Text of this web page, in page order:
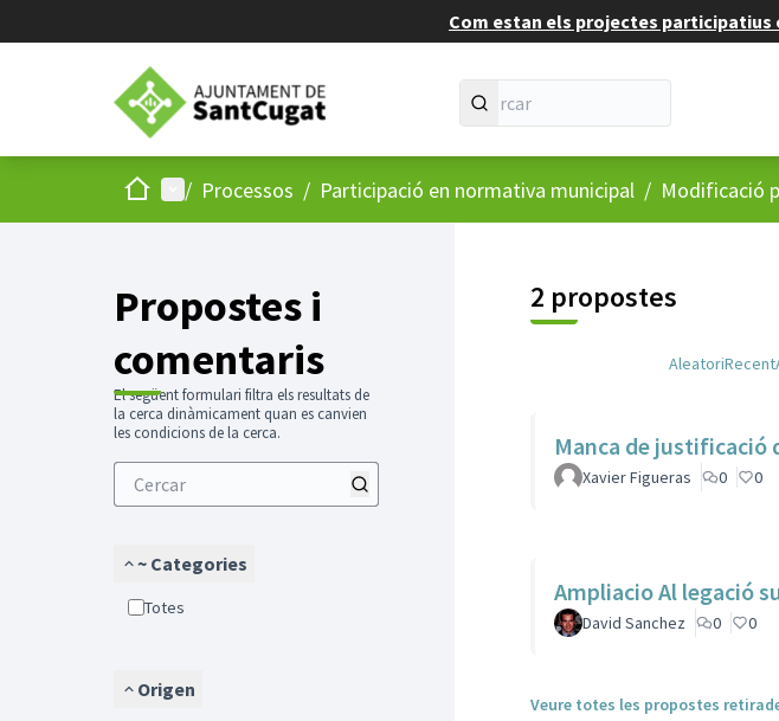
Com estan els projectes participatius
Inici Menú principal
/ Processos / Participació en normativa municipal / Modificació
Propostes i
comentaris
El següent formulari filtra els resultats de
la cerca dinàmicament quan es canvien
les condicions de la cerca.
~ Categories
Totes
Origen
2 propostes
AleatoriRecent
Manca de justificació
Xavier Figueras 0 0
Ampliacio Al legació
David Sanchez 0 0
Veure totes les propostes